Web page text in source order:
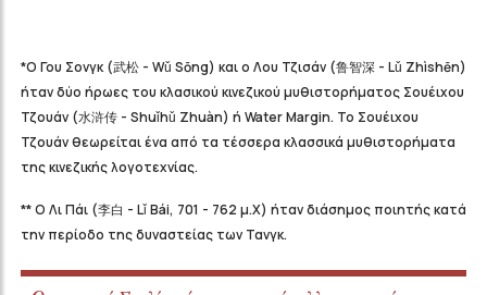
*Ο Γου Σονγκ (武松 - Wǔ Sōng) και ο Λου Τζισάν (鲁智深 - Lǔ Zhìshēn)
ήταν δύο ήρωες του κλασικού κινεζικού μυθιστορήματος Σουέιχου
Τζουάν (水浒传 - Shuǐhǔ Zhuàn) ή Water Margin. To Σουέιχου
Τζουάν θεωρείται ένα από τα τέσσερα κλασσικά μυθιστορήματα
της κινεζικής λογοτεχνίας.
** Ο Λι Πάι (李白 - Lǐ Bái, 701 - 762 μ.Χ) ήταν διάσημος ποιητής κατά
την περίοδο της δυναστείας των Τανγκ.